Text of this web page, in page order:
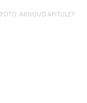
FOTO: ARNOUD APITULEY